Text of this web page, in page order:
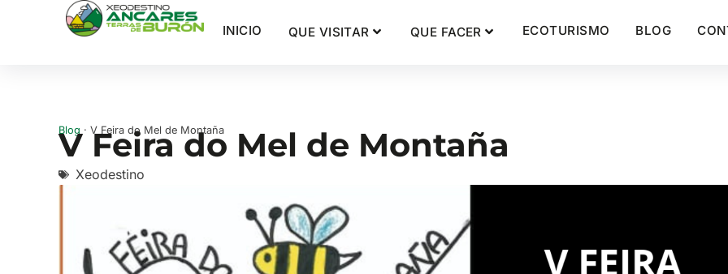
INICIO QUE VISITAR QUE FACER ECOTURISMO BLOG
Blog · V Feira do Mel de Montaña
V Feira do Mel de Montaña
Xeodestino